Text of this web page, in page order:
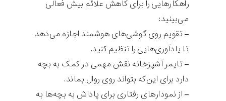
راهکارهایی را برای کاهش علائم بیش فعالی
می‌بینید:
– تقویم روی گوشی‌های هوشمند اجازه می‌دهد
تا یادآوری‌هایی را تنظیم کنید.
– تایمر آشپزخانه نقش مهمی در کمک به بچه
دارد برای این‌که بتواند روی روال بماند.
– از نمودارهای رفتاری برای پاداش به بچه‌ها به